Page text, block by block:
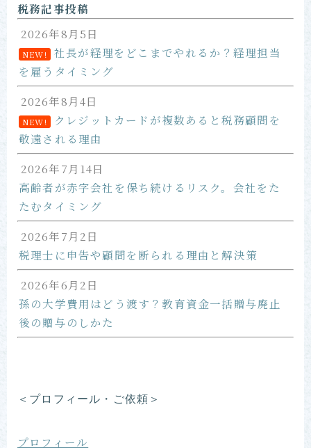
税務記事投稿
2026年8月5日
NEW! 社長が経理をどこまでやれるか？経理担当
を雇うタイミング
2026年8月4日
NEW! クレジットカードが複数あると税務顧問を
敬遠される理由
2026年7月14日
高齢者が赤字会社を保ち続けるリスク。会社をた
たむタイミング
2026年7月2日
税理士に申告や顧問を断られる理由と解決策
2026年6月2日
孫の大学費用はどう渡す？教育資金一括贈与廃止
後の贈与のしかた
＜プロフィール・ご依頼＞
プロフィール